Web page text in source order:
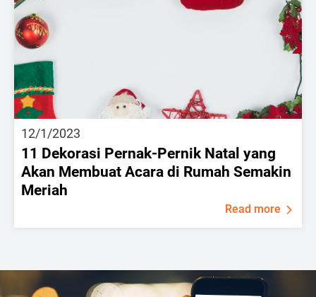
12/1/2023
11 Dekorasi Pernak-Pernik Natal yang
Akan Membuat Acara di Rumah Semakin
Meriah
Read more